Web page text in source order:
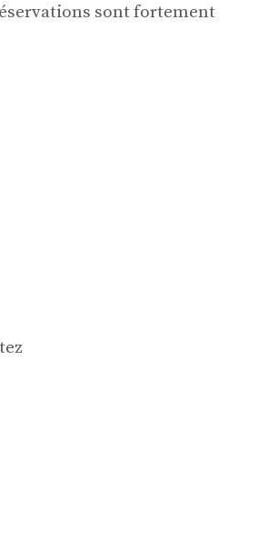
sont fortement